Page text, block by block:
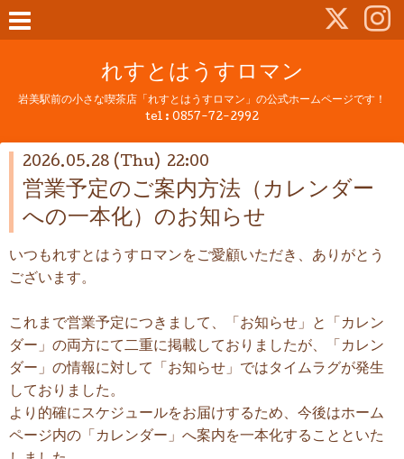
れすとはうすロマン
岩美駅前の小さな喫茶店「れすとはうすロマン」の公式ホームページです！
tel : 0857-72-2992
2026.05.28 (Thu) 22:00
営業予定のご案内方法（カレンダー
への一本化）のお知らせ
いつもれすとはうすロマンをご愛顧いただき、ありがとう
ございます。
これまで営業予定につきまして、「お知らせ」と「カレン
ダー」の両方にて二重に掲載しておりましたが、「カレン
ダー」の情報に対して「お知らせ」ではタイムラグが発生
しておりました。
より的確にスケジュールをお届けするため、今後はホーム
ページ内の「カレンダー」へ案内を一本化することといた